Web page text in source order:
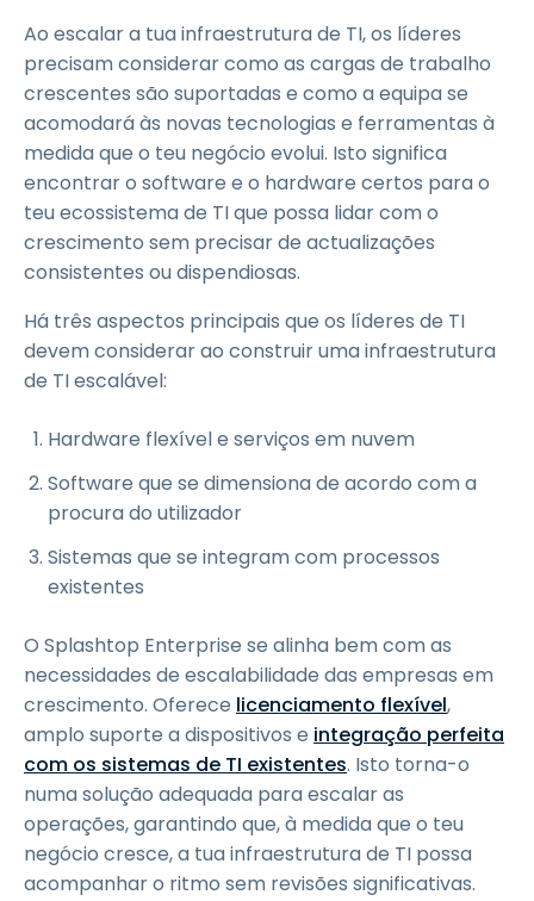
Ao escalar a tua infraestrutura de TI, os líderes
precisam considerar como as cargas de trabalho
crescentes são suportadas e como a equipa se
acomodará às novas tecnologias e ferramentas à
medida que o teu negócio evolui. Isto significa
encontrar o software e o hardware certos para o
teu ecossistema de TI que possa lidar com o
crescimento sem precisar de actualizações
consistentes ou dispendiosas.
Há três aspectos principais que os líderes de TI
devem considerar ao construir uma infraestrutura
de TI escalável:
Hardware flexível e serviços em nuvem
Software que se dimensiona de acordo com a
procura do utilizador
Sistemas que se integram com processos
existentes
O Splashtop Enterprise se alinha bem com as
necessidades de escalabilidade das empresas em
crescimento. Oferece licenciamento flexível,
amplo suporte a dispositivos e integração perfeita
com os sistemas de TI existentes. Isto torna-o
numa solução adequada para escalar as
operações, garantindo que, à medida que o teu
negócio cresce, a tua infraestrutura de TI possa
acompanhar o ritmo sem revisões significativas.